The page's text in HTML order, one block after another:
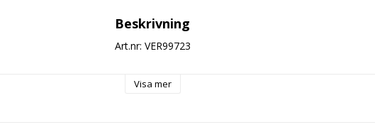
Beskrivning
Art.nr: VER99723
Visa mer